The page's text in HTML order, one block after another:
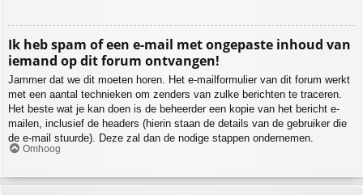
Ik heb spam of een e-mail met ongepaste inhoud van
iemand op dit forum ontvangen!
Jammer dat we dit moeten horen. Het e-mailformulier van dit forum werkt
met een aantal technieken om zenders van zulke berichten te traceren.
Het beste wat je kan doen is de beheerder een kopie van het bericht e-
mailen, inclusief de headers (hierin staan de details van de gebruiker die
de e-mail stuurde). Deze zal dan de nodige stappen ondernemen.
Omhoog